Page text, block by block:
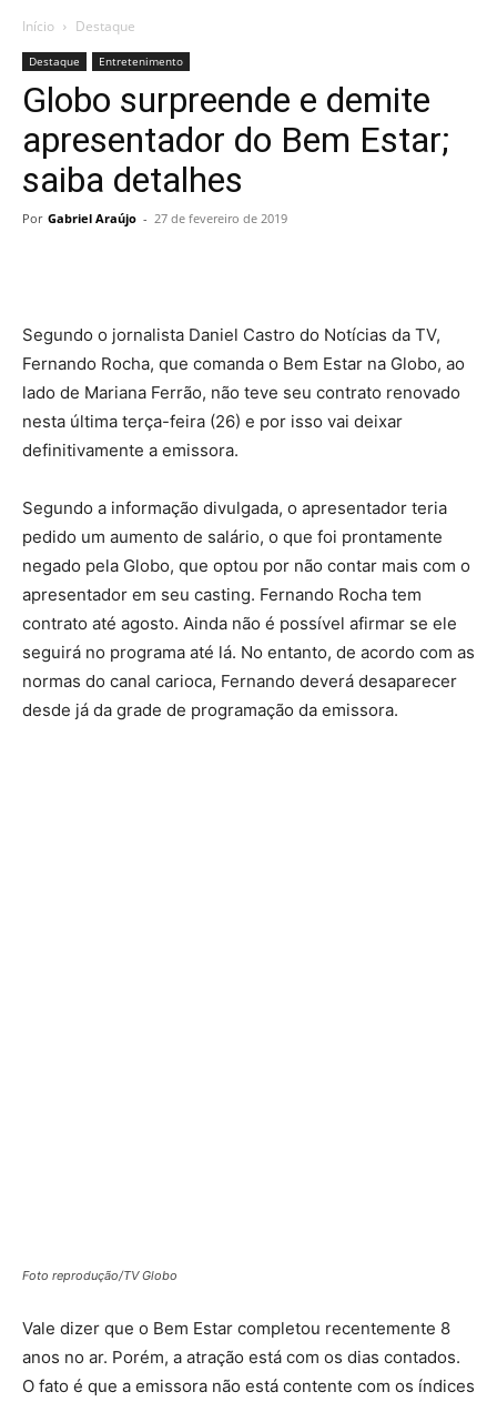
Início Destaque
Destaque Entretenimento
Globo surpreende e demite
apresentador do Bem Estar;
saiba detalhes
Por Gabriel Araújo - 27 de fevereiro de 2019
Segundo o jornalista Daniel Castro do Notícias da TV,
Fernando Rocha, que comanda o Bem Estar na Globo, ao
lado de Mariana Ferrão, não teve seu contrato renovado
nesta última terça-feira (26) e por isso vai deixar
definitivamente a emissora.
Segundo a informação divulgada, o apresentador teria
pedido um aumento de salário, o que foi prontamente
negado pela Globo, que optou por não contar mais com o
apresentador em seu casting. Fernando Rocha tem
contrato até agosto. Ainda não é possível afirmar se ele
seguirá no programa até lá. No entanto, de acordo com as
normas do canal carioca, Fernando deverá desaparecer
desde já da grade de programação da emissora.
Foto reprodução/TV Globo
Vale dizer que o Bem Estar completou recentemente 8
anos no ar. Porém, a atração está com os dias contados.
O fato é que a emissora não está contente com os índices